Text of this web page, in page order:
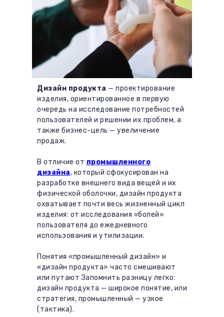
Дизайн продукта — проектирование
изделия, ориентированное в первую
очередь на исследование потребностей
пользователей и решении их проблем, а
также бизнес-цель — увеличение
продаж.
В отличие от промышленного
дизайна, который сфокусирован на
разработке внешнего вида вещей и их
физической оболочки, дизайн продукта
охватывает почти весь жизненный цикл
изделия: от исследования «болей»
пользователя до ежедневного
использования и утилизации.
Понятия «промышленный дизайн» и
«дизайн продукта» часто смешивают
или путают Запомнить разницу легко:
дизайн продукта — широкое понятие, или
стратегия, промышленный — узкое
(тактика).